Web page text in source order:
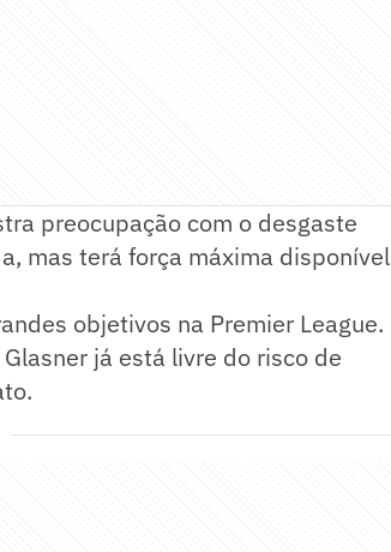
preocupação com o desgaste
mas terá força máxima disponível
objetivos na Premier League.
já está livre do risco de